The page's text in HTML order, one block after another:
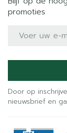
promoties
E-mail adres
Door op
nieuwsbrief en